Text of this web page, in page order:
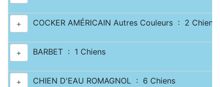
+ COCKER AMÉRICAIN Autres Couleurs : 2 Chiens
+ BARBET : 1 Chiens
+ CHIEN D'EAU ROMAGNOL : 6 Chiens